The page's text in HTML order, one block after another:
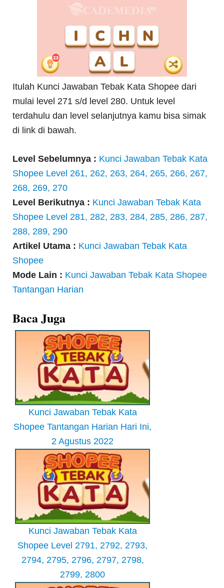
Itulah Kunci Jawaban Tebak Kata Shopee dari
mulai level 271 s/d level 280. Untuk level
terdahulu dan level selanjutnya kamu bisa simak
di link di bawah.
Level Sebelumnya : Kunci Jawaban Tebak Kata
Shopee Level 261, 262, 263, 264, 265, 266, 267,
268, 269, 270
Level Berikutnya : Kunci Jawaban Tebak Kata
Shopee Level 281, 282, 283, 284, 285, 286, 287,
288, 289, 290
Artikel Utama : Kunci Jawaban Tebak Kata
Shopee
Mode Lain : Kunci Jawaban Tebak Kata Shopee
Tantangan Harian
Baca Juga
Kunci Jawaban Tebak Kata
Shopee Tantangan Harian Hari Ini,
2 Agustus 2022
Kunci Jawaban Tebak Kata
Shopee Level 2791, 2792, 2793,
2794, 2795, 2796, 2797, 2798,
2799, 2800